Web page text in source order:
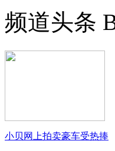
频道头条
小贝网上拍卖豪车受热捧